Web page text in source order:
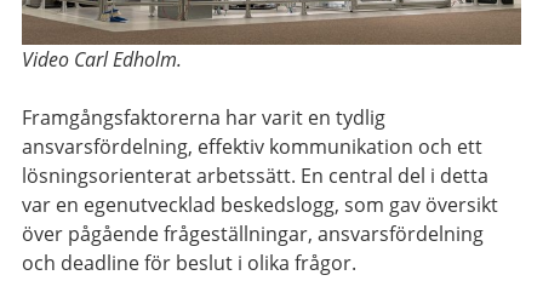
Video Carl Edholm.
Framgångsfaktorerna har varit en tydlig
ansvarsfördelning, effektiv kommunikation och ett
lösningsorienterat arbetssätt. En central del i detta
var en egenutvecklad beskedslogg, som gav översikt
över pågående frågeställningar, ansvarsfördelning
och deadline för beslut i olika frågor.